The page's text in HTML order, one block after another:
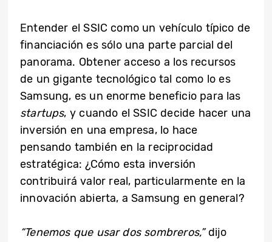
Entender el SSIC como un vehículo típico de
financiación es sólo una parte parcial del
panorama. Obtener acceso a los recursos
de un gigante tecnológico tal como lo es
Samsung, es un enorme beneficio para las
startups, y cuando el SSIC decide hacer una
inversión en una empresa, lo hace
pensando también en la reciprocidad
estratégica: ¿Cómo esta inversión
contribuirá valor real, particularmente en la
innovación abierta, a Samsung en general?
“Tenemos que usar dos sombreros,”dijo